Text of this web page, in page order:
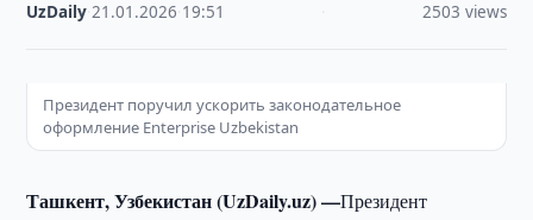
UzDaily ·21.01.2026 19:51 2503 views
Президент поручил ускорить законодательное
оформление Enterprise Uzbekistan
Ташкент, Узбекистан (UzDaily.uz) —Президент